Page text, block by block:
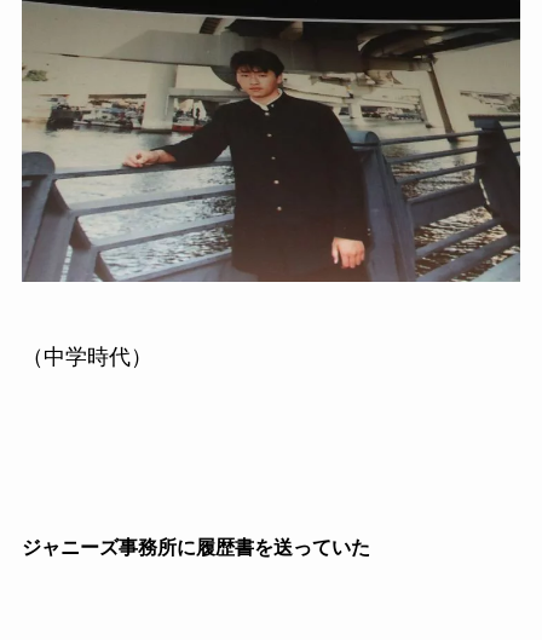
（中学時代）
ジャニーズ事務所に履歴書を送っていた